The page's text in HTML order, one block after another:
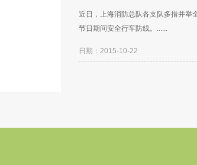
近日，上海消防总队各支队多措并举
节日期间安全行车防线。......
日期：2015-10-22